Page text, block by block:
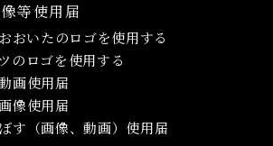
等使用届
おいたのロゴを使用する
のロゴを使用する
画使用届
像使用届
す（画像、動画）使用届